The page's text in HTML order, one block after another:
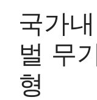
국가
벌 무
형